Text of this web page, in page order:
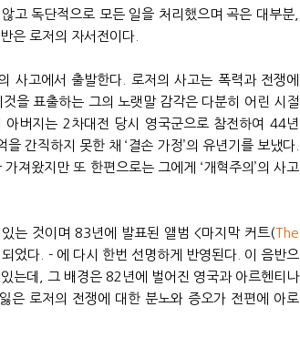
고 독단적으로 모든 일을 처리했으며 곡은 대부분,
은 로저의 자서전이다.
사고에서 출발한다. 로저의 사고는 폭력과 전쟁에
을 표출하는 그의 노랫말 감각은 다분히 어린 시절
버지는 2차대전 당시 영국군으로 참전하여 44년
간직하지 못한 채 ‘결손 가정’의 유년기를 보냈다.
져왔지만 또 한편으로는 그에게 ‘개혁주의’의 사고
는 것이며 83년에 발표된 앨범 <마지막 커트(The
었다. - 에 다시 한번 선명하게 반영된다. 이 음반으
는데, 그 배경은 82년에 벌어진 영국과 아르헨티나
은 로저의 전쟁에 대한 분노와 증오가 전편에 아로